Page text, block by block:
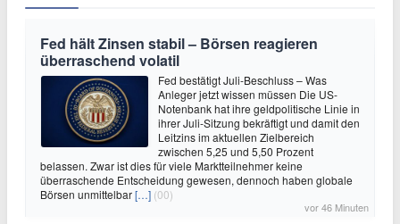
Fed hält Zinsen stabil – Börsen reagieren
überraschend volatil
Fed bestätigt Juli-Beschluss – Was
Anleger jetzt wissen müssen Die US-
Notenbank hat ihre geldpolitische Linie in
ihrer Juli-Sitzung bekräftigt und damit den
Leitzins im aktuellen Zielbereich
zwischen 5,25 und 5,50 Prozent
belassen. Zwar ist dies für viele Marktteilnehmer keine
überraschende Entscheidung gewesen, dennoch haben globale
Börsen unmittelbar[…] (00)
vor 46 Minuten